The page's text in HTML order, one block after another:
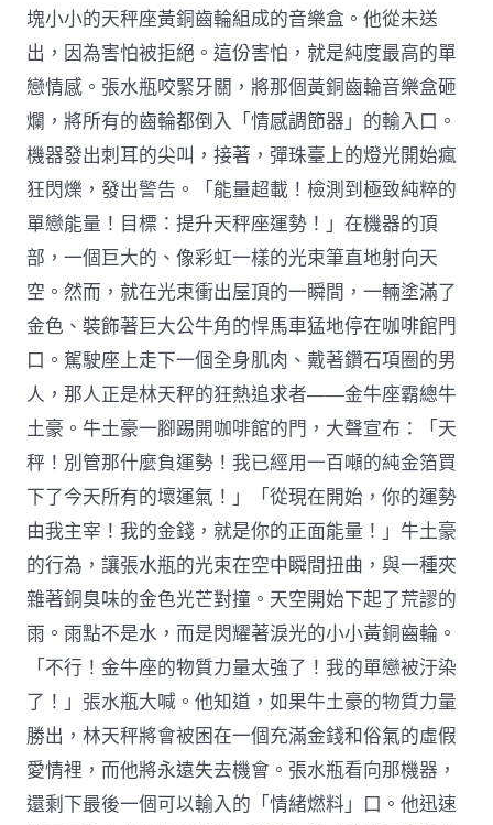
塊小小的天秤座黃銅齒輪組成的音樂盒。他從未送
出，因為害怕被拒絕。這份害怕，就是純度最高的單
戀情感。張水瓶咬緊牙關，將那個黃銅齒輪音樂盒砸
爛，將所有的齒輪都倒入「情感調節器」的輸入口。
機器發出刺耳的尖叫，接著，彈珠臺上的燈光開始瘋
狂閃爍，發出警告。「能量超載！檢測到極致純粹的
單戀能量！目標：提升天秤座運勢！」在機器的頂
部，一個巨大的、像彩虹一樣的光束筆直地射向天
空。然而，就在光束衝出屋頂的一瞬間，一輛塗滿了
金色、裝飾著巨大公牛角的悍馬車猛地停在咖啡館門
口。駕駛座上走下一個全身肌肉、戴著鑽石項圈的男
人，那人正是林天秤的狂熱追求者——金牛座霸總牛
土豪。牛土豪一腳踢開咖啡館的門，大聲宣布：「天
秤！別管那什麼負運勢！我已經用一百噸的純金箔買
下了今天所有的壞運氣！」「從現在開始，你的運勢
由我主宰！我的金錢，就是你的正面能量！」牛土豪
的行為，讓張水瓶的光束在空中瞬間扭曲，與一種夾
雜著銅臭味的金色光芒對撞。天空開始下起了荒謬的
雨。雨點不是水，而是閃耀著淚光的小小黃銅齒輪。
「不行！金牛座的物質力量太強了！我的單戀被汙染
了！」張水瓶大喊。他知道，如果牛土豪的物質力量
勝出，林天秤將會被困在一個充滿金錢和俗氣的虛假
愛情裡，而他將永遠失去機會。張水瓶看向那機器，
還剩下最後一個可以輸入的「情緒燃料」口。他迅速